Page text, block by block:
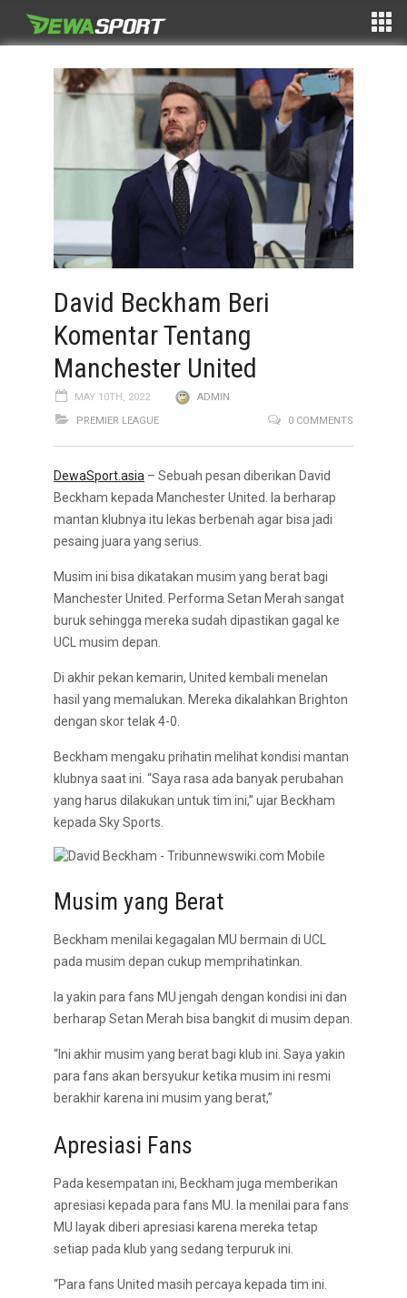
David Beckham Beri
Komentar Tentang
Manchester United
MAY 10TH, 2022
ADMIN
PREMIER LEAGUE
0 COMMENTS
DewaSport.asia – Sebuah pesan diberikan David
Beckham kepada Manchester United. Ia berharap
mantan klubnya itu lekas berbenah agar bisa jadi
pesaing juara yang serius.
Musim ini bisa dikatakan musim yang berat bagi
Manchester United. Performa Setan Merah sangat
buruk sehingga mereka sudah dipastikan gagal ke
UCL musim depan.
Di akhir pekan kemarin, United kembali menelan
hasil yang memalukan. Mereka dikalahkan Brighton
dengan skor telak 4-0.
Beckham mengaku prihatin melihat kondisi mantan
klubnya saat ini. “Saya rasa ada banyak perubahan
yang harus dilakukan untuk tim ini,” ujar Beckham
kepada Sky Sports.
Musim yang Berat
Beckham menilai kegagalan MU bermain di UCL
pada musim depan cukup memprihatinkan.
Ia yakin para fans MU jengah dengan kondisi ini dan
berharap Setan Merah bisa bangkit di musim depan.
“Ini akhir musim yang berat bagi klub ini. Saya yakin
para fans akan bersyukur ketika musim ini resmi
berakhir karena ini musim yang berat,”
Apresiasi Fans
Pada kesempatan ini, Beckham juga memberikan
apresiasi kepada para fans MU. Ia menilai para fans
MU layak diberi apresiasi karena mereka tetap
setiap pada klub yang sedang terpuruk ini.
“Para fans United masih percaya kepada tim ini.